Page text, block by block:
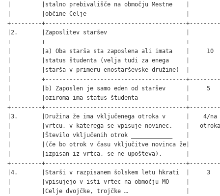
|         |stalno prebivališče na območju Mestne    |
|         |občine Celje                             |
+---------+-----------------------------------------
|2.       |Zaposlitev staršev                       |
+---------+-----------------------------------------
|         |a) Oba starša sta zaposlena ali imata    |     10
|         |status študenta (velja tudi za enega     |
|         |starša v primeru enostarševske družine)  |
|         +-----------------------------------------
|         |b) Zaposlen je samo eden od staršev      |     5
|         |oziroma ima status študenta              |
+---------+-----------------------------------------
|3.       |Družina že ima vključenega otroka v      |    4/
|         |vrtcu, v katerega se vpisuje novinec.    |
|         |Število vključenih otrok ____________    |
|         |(če bo otrok v času vključitve novinca že|
|         |izpisan iz vrtca, se ne upošteva).       |
+---------+-----------------------------------------
|4.       |Starši v razpisanem šolskem letu hkrati  |     3
|         |vpisujejo v isti vrtec na območju MO     |
|         |Celje dvojčke, trojčke …                 |